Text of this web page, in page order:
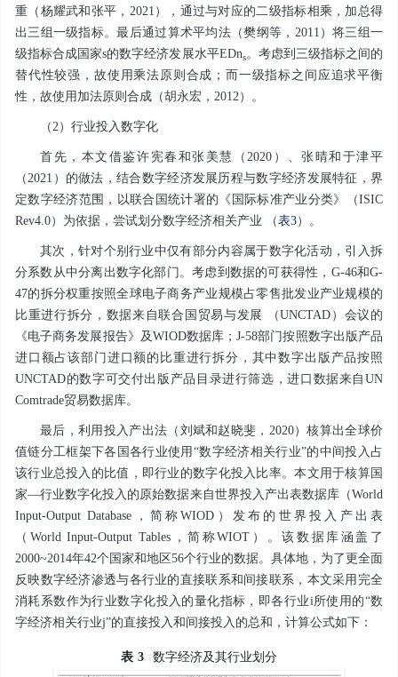
重（杨耀武和张平，2021），通过与对应的二级指标相乘，加总得
出三组一级指标。最后通过算术平均法（樊纲等，2011）将三组一
级指标合成国家s的数字经济发展水平EDns。考虑到三级指标之间的
替代性较强，故使用乘法原则合成；而一级指标之间应追求平衡
性，故使用加法原则合成（胡永宏，2012）。
（2）行业投入数字化
首先，本文借鉴许宪春和张美慧（2020）、张晴和于津平
（2021）的做法，结合数字经济发展历程与数字经济发展特征，界
定数字经济范围，以联合国统计署的《国际标准产业分类》（ISIC
Rev4.0）为依据，尝试划分数字经济相关产业 （表3）。
其次，针对个别行业中仅有部分内容属于数字化活动，引入拆
分系数从中分离出数字化部门。考虑到数据的可获得性，G-46和G-
47的拆分权重按照全球电子商务产业规模占零售批发业产业规模的
比重进行拆分，数据来自联合国贸易与发展 （UNCTAD）会议的
《电子商务发展报告》及WIOD数据库；J-58部门按照数字出版产品
进口额占该部门进口额的比重进行拆分，其中数字出版产品按照
UNCTAD的数字可交付出版产品目录进行筛选，进口数据来自UN
Comtrade贸易数据库。
最后，利用投入产出法（刘斌和赵晓斐，2020）核算出全球价
值链分工框架下各国各行业使用“数字经济相关行业”的中间投入占
该行业总投入的比值，即行业的数字化投入比率。本文用于核算国
家—行业数字化投入的原始数据来自世界投入产出表数据库（World
Input-Output Database，简称WIOD）发布的世界投入产出表
（World Input-Output Tables，简称WIOT）。该数据库涵盖了
2000~2014年42个国家和地区56个行业的数据。具体地，为了更全面
反映数字经济渗透与各行业的直接联系和间接联系，本文采用完全
消耗系数作为行业数字化投入的量化指标，即各行业i所使用的“数
字经济相关行业j”的直接投入和间接投入的总和，计算公式如下：
表 3 数字经济及其行业划分